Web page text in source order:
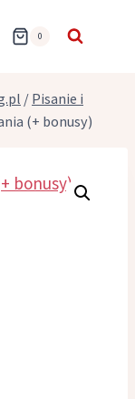
0
/ Pisanie i
(+ bonusy)